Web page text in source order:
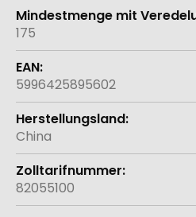
175
5996425895602
China
82055100